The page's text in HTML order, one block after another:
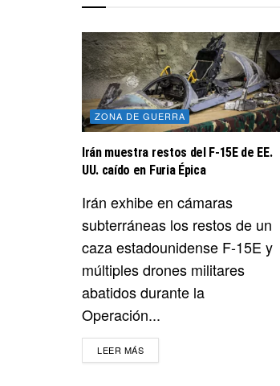
ZONA DE GUERRA
Irán muestra restos del F-15E de EE.
UU. caído en Furia Épica
Irán exhibe en cámaras
subterráneas los restos de un
caza estadounidense F-15E y
múltiples drones militares
abatidos durante la
Operación...
LEER MÁSDETAILS